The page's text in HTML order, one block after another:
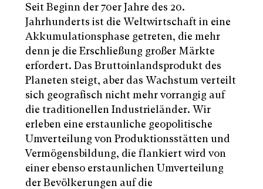
Seit Beginn der 70er Jahre des 20.
Jahrhunderts ist die Weltwirtschaft in eine
Akkumulationsphase getreten, die mehr
denn je die Erschließung großer Märkte
erfordert. Das Bruttoinlandsprodukt des
Planeten steigt, aber das Wachstum verteilt
sich geografisch nicht mehr vorrangig auf
die traditionellen Industrieländer. Wir
erleben eine erstaunliche geopolitische
Umverteilung von Produktionsstätten und
Vermögensbildung, die flankiert wird von
einer ebenso erstaunlichen Umverteilung
der Bevölkerungen auf die